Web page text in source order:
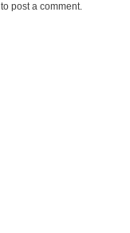
to post a comment.